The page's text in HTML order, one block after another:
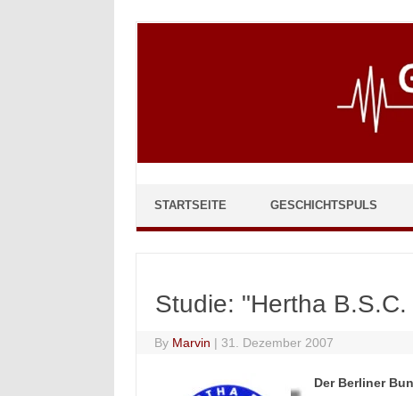
STARTSEITE GESCHICHTSPULS
Studie: "Hertha
By Marvin | 31. Dezember 2007
Der Berliner